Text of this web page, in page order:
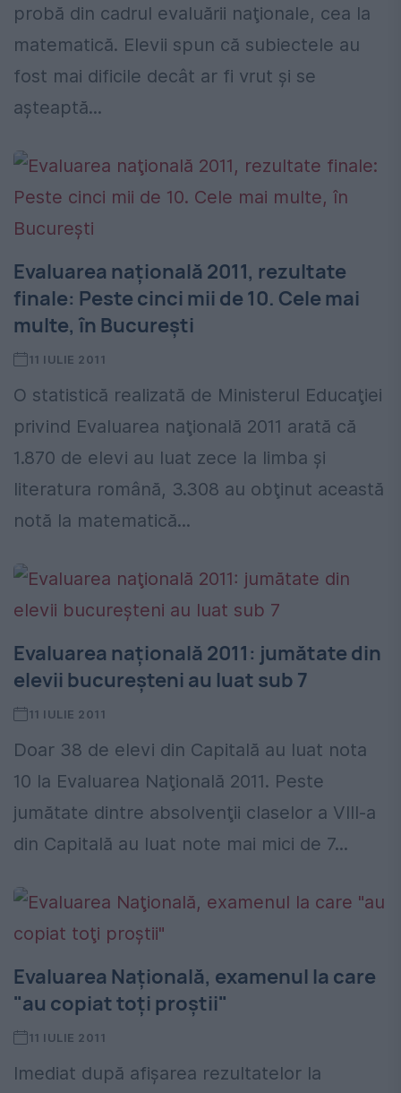
probă din cadrul evaluării naţionale, cea la
matematică. Elevii spun că subiectele au
fost mai dificile decât ar fi vrut şi se
aşteaptă...
Evaluarea naţională 2011, rezultate
finale: Peste cinci mii de 10. Cele mai
multe, în Bucureşti
11 IULIE 2011
O statistică realizată de Ministerul Educaţiei
privind Evaluarea naţională 2011 arată că
1.870 de elevi au luat zece la limba şi
literatura română, 3.308 au obţinut această
notă la matematică...
Evaluarea naţională 2011: jumătate din
elevii bucureşteni au luat sub 7
11 IULIE 2011
Doar 38 de elevi din Capitală au luat nota
10 la Evaluarea Naţională 2011. Peste
jumătate dintre absolvenţii claselor a VIII-a
din Capitală au luat note mai mici de 7...
Evaluarea Naţională, examenul la care
"au copiat toţi proştii"
11 IULIE 2011
Imediat după afişarea rezultatelor la